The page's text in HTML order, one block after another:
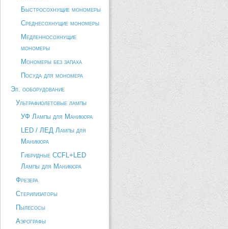
Быстросохнущие мономеры
Среднесохнущие мономеры
Медленносохнущие
мономеры
Мономеры без запаха
Посуда для мономера
Эл. ооборудование
Ультрафиолетовые лампы
УФ Лампы для Маникюра
LED / ЛЕД Лампы для
Маникюра
Гибридные CCFL+LED
Лампы для Маникюра
Фрезера
Стерилизаторы
Пылесосы
Аэрографы